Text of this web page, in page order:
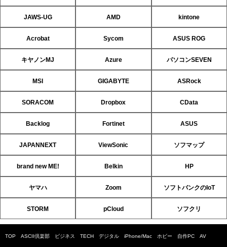
JAWS-UG AMD kintone
Acrobat Sycom ASUS ROG
キヤノンMJ Azure パソコンSEVEN
MSI GIGABYTE ASRock
SORACOM Dropbox CData
Backlog Fortinet ASUS
JAPANNEXT ViewSonic ソフマップ
brand new ME! Belkin HP
ヤマハ Zoom ソフトバンクのIoT
STORM pCloud ソフクリ
TOP ASCII倶楽部 ビジネス TECH デジタル iPhone/Mac ホビー 自作PC AV